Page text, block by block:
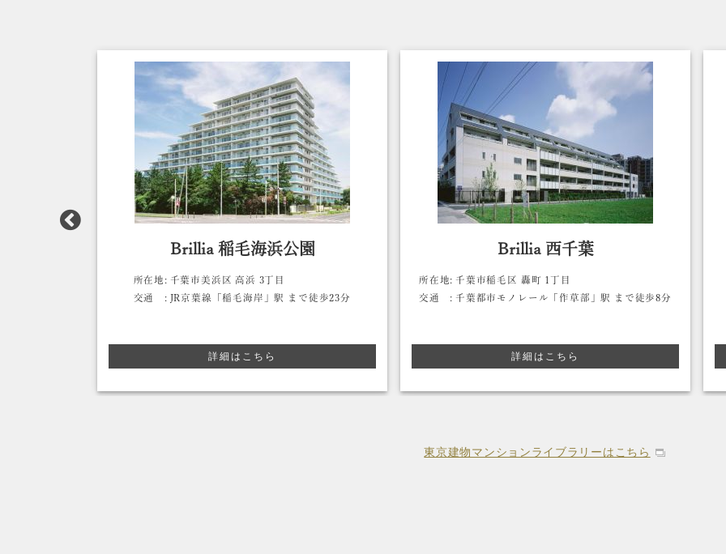
Brillia 稲毛海浜公園
所在地: 千葉市美浜区 高浜 3丁目
交通 : JR京葉線「稲毛海岸」駅 まで徒歩23分
詳細はこちら
Brillia 西千葉
所在地: 千葉市稲毛区 轟町 1丁目
交通 : 千葉都市モノレール「作草部」駅 まで徒歩8分
詳細はこちら
東京建物マンションライブラリーはこちら